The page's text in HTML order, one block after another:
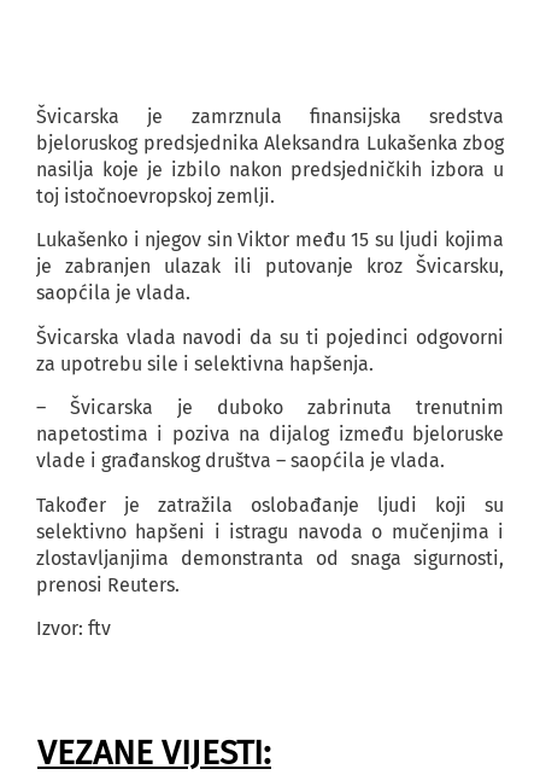
Švicarska je zamrznula finansijska sredstva
bjeloruskog predsjednika Aleksandra Lukašenka zbog
nasilja koje je izbilo nakon predsjedničkih izbora u
toj istočnoevropskoj zemlji.
Lukašenko i njegov sin Viktor među 15 su ljudi kojima
je zabranjen ulazak ili putovanje kroz Švicarsku,
saopćila je vlada.
Švicarska vlada navodi da su ti pojedinci odgovorni
za upotrebu sile i selektivna hapšenja.
– Švicarska je duboko zabrinuta trenutnim
napetostima i poziva na dijalog između bjeloruske
vlade i građanskog društva – saopćila je vlada.
Također je zatražila oslobađanje ljudi koji su
selektivno hapšeni i istragu navoda o mučenjima i
zlostavljanjima demonstranta od snaga sigurnosti,
prenosi Reuters.
Izvor: ftv
VEZANE VIJESTI: